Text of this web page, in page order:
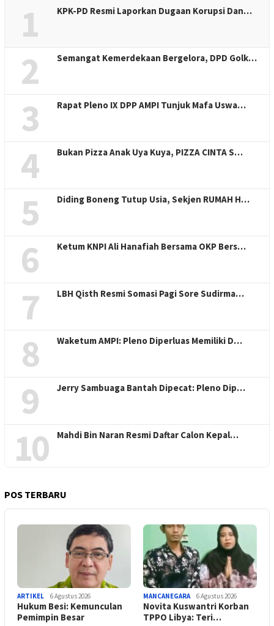
1 KPK-PD Resmi Laporkan Dugaan Korupsi Dan…
2 Semangat Kemerdekaan Bergelora, DPD Golk…
3 Rapat Pleno IX DPP AMPI Tunjuk Mafa Uswa…
4 Bukan Pizza Anak Uya Kuya, PIZZA CINTA S…
5 Diding Boneng Tutup Usia, Sekjen RUMAH H…
6 Ketum KNPI Ali Hanafiah Bersama OKP Bers…
7 LBH Qisth Resmi Somasi Pagi Sore Sudirma…
8 Waketum AMPI: Pleno Diperluas Memiliki D…
9 Jerry Sambuaga Bantah Dipecat: Pleno Dip…
10 Mahdi Bin Naran Resmi Daftar Calon Kepal…
POS TERBARU
ARTIKEL 6 Agustus 2026
Hukum Besi: Kemunculan
Pemimpin Besar
MANCANEGARA 6 Agustus 2026
Novita Kuswantri Korban
TPPO Libya: Teri…